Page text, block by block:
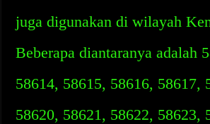
juga digunakan di wilayah
Beberapa diantaranya adalah
58614, 58615, 58616, 58617,
58620, 58621, 58622, 58623,